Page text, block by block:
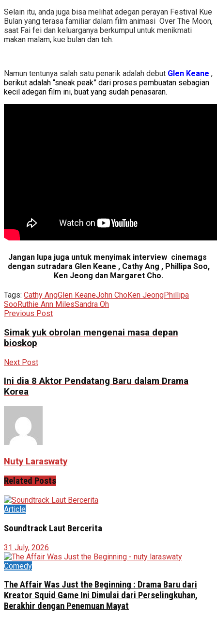
Selain itu, anda juga bisa melihat adegan perayan Festival Kue
Bulan yang terasa familiar dalam film animasi Over The Moon,
saat Fai fei dan keluarganya berkumpul untuk menikmati
makan malam, kue bulan dan teh.
Namun tentunya salah satu penarik adalah debut Glen Keane ,
berikut adalah “sneak peak” dari proses pembuatan sebagian
kecil adegan film ini, buat yang sudah penasaran.
Jangan lupa juga untuk menyimak interview cinemags
dengan sutradara Glen Keane , Cathy Ang , Phillipa Soo,
Ken Jeong dan Margaret Cho.
Tags: Cathy AngGlen KeaneJohn ChoKen JeongPhillipa
SooRuthie Ann MilesSandra Oh
Previous Post
Simak yuk obrolan mengenai masa depan
bioskop
Next Post
Ini dia 8 Aktor Pendatang Baru dalam Drama
Korea
Nuty Laraswaty
Related Posts
Article
Soundtrack Laut Bercerita
31 July, 2026
Comedy
The Affair Was Just the Beginning : Drama Baru dari
Kreator Squid Game Ini Dimulai dari Perselingkuhan,
Berakhir dengan Penemuan Mayat